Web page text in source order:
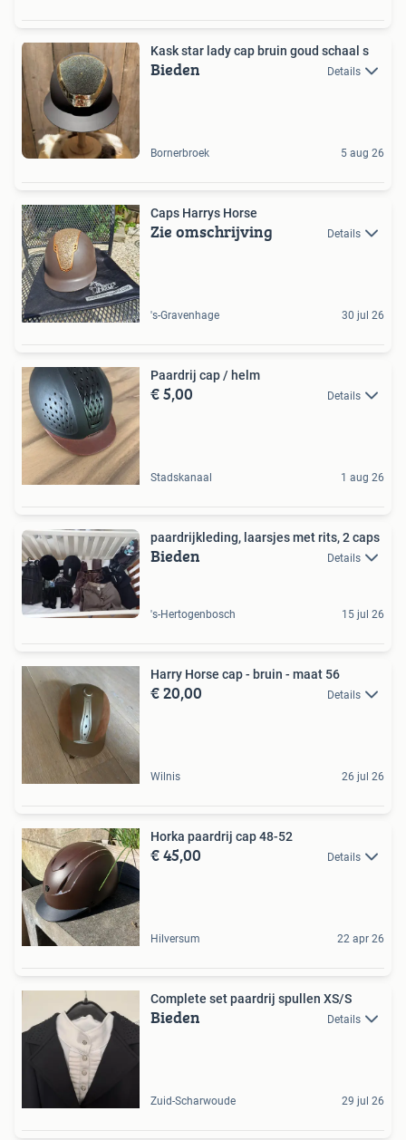
Kask star lady cap bruin goud schaal s
Bieden Details
Bornerbroek 5 aug 26
Caps Harrys Horse
Zie omschrijving Details
's-Gravenhage 30 jul 26
Paardrij cap / helm
€ 5,00 Details
Stadskanaal 1 aug 26
paardrijkleding, laarsjes met rits, 2 caps
Bieden Details
's-Hertogenbosch 15 jul 26
Harry Horse cap - bruin - maat 56
€ 20,00 Details
Wilnis 26 jul 26
Horka paardrij cap 48-52
€ 45,00 Details
Hilversum 22 apr 26
Complete set paardrij spullen XS/S
Bieden Details
Zuid-Scharwoude 29 jul 26